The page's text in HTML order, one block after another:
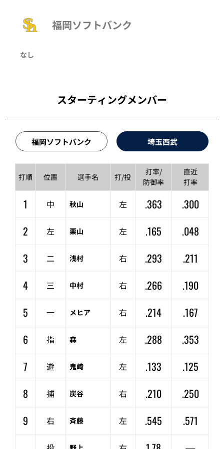
福岡ソフトバンク
なし
スターティングメンバー
福岡ソフトバンク 埼玉西武
打順 位置 選手名 打/投
打率/
防御率
直近
打率
1 中 秋山 左 .363
.300
2
左 栗山 左 .165
.048
3
二 浅村 右 .293
.211
4
三 中村 右 .266
.190
5
一 メヒア 右 .214
.167
6
指 森 左 .288
.353
7
遊 鬼﨑 左 .133
.125
8
捕 炭谷 右 .210
.250
9
右 斉藤 左 .545
.571